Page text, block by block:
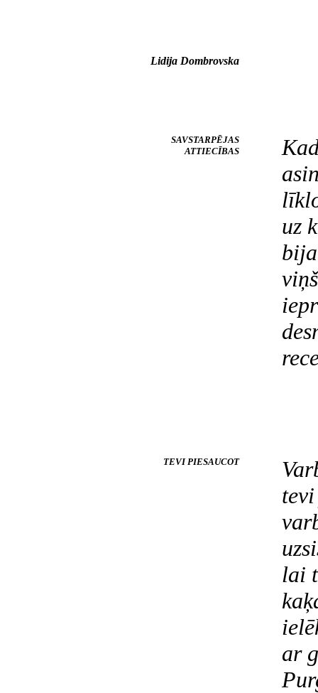
Lidija Dombrovska
SAVSTARPĒJAS
ATTIECĪBAS
uz
TEVI PIESAUCOT
lai
ar